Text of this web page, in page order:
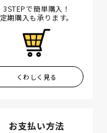
3STEPで簡単購入！
定期購入も承ります。
くわしく見る
お支払い方法